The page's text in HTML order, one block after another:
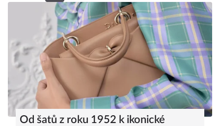
Od šatů z roku 1952 k ikonické